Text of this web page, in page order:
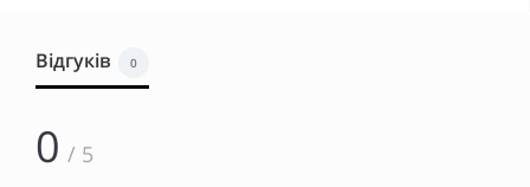
Відгуків 0
0 / 5